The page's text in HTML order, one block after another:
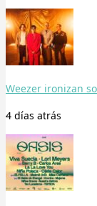
Weezer ironizan
4 días atrás